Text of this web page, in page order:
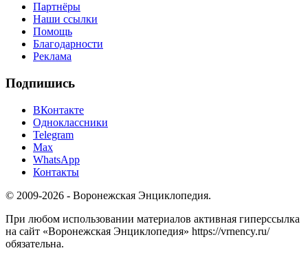
Партнёры
Наши ссылки
Помощь
Благодарности
Реклама
Подпишись
ВКонтакте
Одноклассники
Telegram
Max
WhatsApp
Контакты
© 2009-2026 - Воронежская Энциклопедия.
При любом использовании материалов активная гиперссылка
на сайт «Воронежская Энциклопедия» https://vrnency.ru/
обязательна.